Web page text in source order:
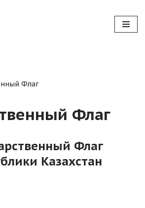
Флаг
Флаг
Флаг
Казахстан